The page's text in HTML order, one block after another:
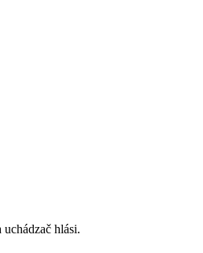
uchádzač hlási.